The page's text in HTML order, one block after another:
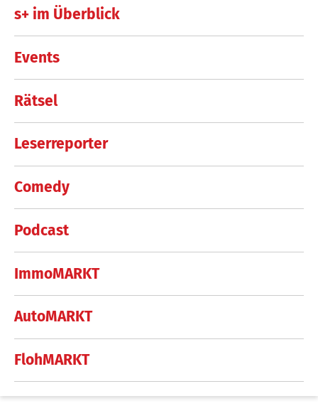
s+ im Überblick
Events
Rätsel
Leserreporter
Comedy
Podcast
ImmoMARKT
AutoMARKT
FlohMARKT